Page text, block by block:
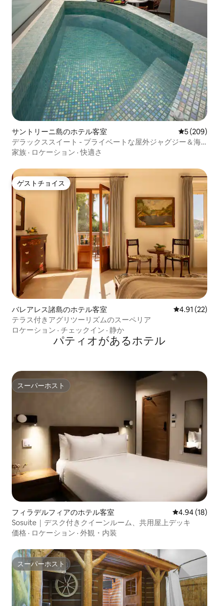
サントリーニ島のホテル客室 レビュー
5 (209)
デラックススイート - プライベートな屋外ジャグジー＆海
の眺め
家族 · ロケーション ·快適さ
ゲストチョイス
ゲストチョイス
バレアレス諸島のホテル客室 レビュー22
4.91 (22)
テラス付きアグリツーリズムのスーペリア
ロケーション · チェックイン · 静か
パティオがあるホ⁠テ⁠ル
スーパーホスト
スーパーホスト
フィラデルフィアのホテル客室 レビュー18
4.94 (18)
Sosuite｜デスク付きクイーンルーム、共用屋上デッキ
価格 · ロケーション · 外観・内装
スーパーホスト
スーパーホスト